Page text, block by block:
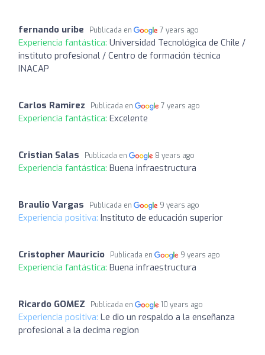
fernando uribe Publicada en 7 years ago
Experiencia fantástica: Universidad Tecnológica de Chile /
instituto profesional / Centro de formación técnica
INACAP
Carlos Ramirez Publicada en 7 years ago
Experiencia fantástica: Excelente
Cristian Salas Publicada en 8 years ago
Experiencia fantástica: Buena infraestructura
Braulio Vargas Publicada en 9 years ago
Experiencia positiva: Instituto de educación superior
Cristopher Mauricio Publicada en 9 years ago
Experiencia fantástica: Buena infraestructura
Ricardo GOMEZ Publicada en 10 years ago
Experiencia positiva: Le dio un respaldo a la enseñanza
profesional a la decima region